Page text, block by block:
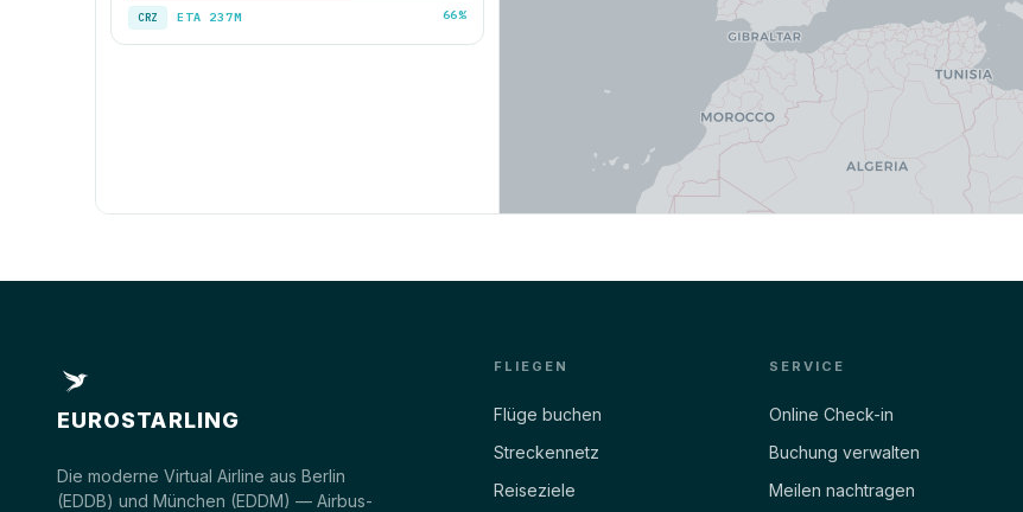
CRZ ETA 237M 66%
EUROSTARLING
Die moderne Virtual Airline aus Berlin
(EDDB) und München (EDDM) — Airbus-
FLIEGEN
Flüge buchen
Streckennetz
Reiseziele
SERVICE
Online Check-in
Buchung verwalten
Meilen nachtragen